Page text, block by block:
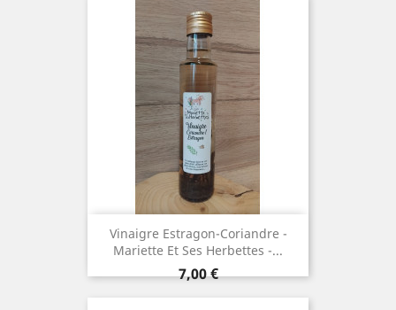
Vinaigre Estragon-Coriandre -
Mariette Et Ses Herbettes -...
Prix
7,00 €